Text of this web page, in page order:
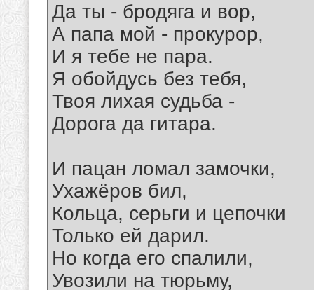
Да ты - бродяга и вор,
А папа мой - прокурор,
И я тебе не пара.
Я обойдусь без тебя,
Твоя лихая судьба -
Дорога да гитара.
И пацан ломал замочки,
Ухажёров бил,
Кольца, серьги и цепочки
Только ей дарил.
Но когда его спалили,
Увозили на тюрьму,